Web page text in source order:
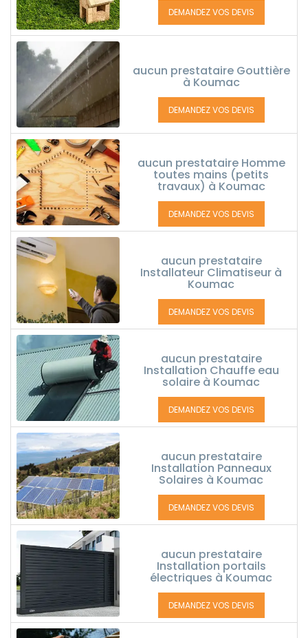
DEMANDEZ VOS DEVIS
aucun prestataire Gouttière
à Koumac
DEMANDEZ VOS DEVIS
aucun prestataire Homme
toutes mains (petits
travaux) à Koumac
DEMANDEZ VOS DEVIS
aucun prestataire
Installateur Climatiseur à
Koumac
DEMANDEZ VOS DEVIS
aucun prestataire
Installation Chauffe eau
solaire à Koumac
DEMANDEZ VOS DEVIS
aucun prestataire
Installation Panneaux
Solaires à Koumac
DEMANDEZ VOS DEVIS
aucun prestataire
Installation portails
électriques à Koumac
DEMANDEZ VOS DEVIS